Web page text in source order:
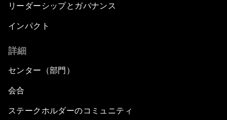
リーダーシップとガバナンス
インパクト
詳細
センター（部門）
会合
ステークホルダーのコミュニティ